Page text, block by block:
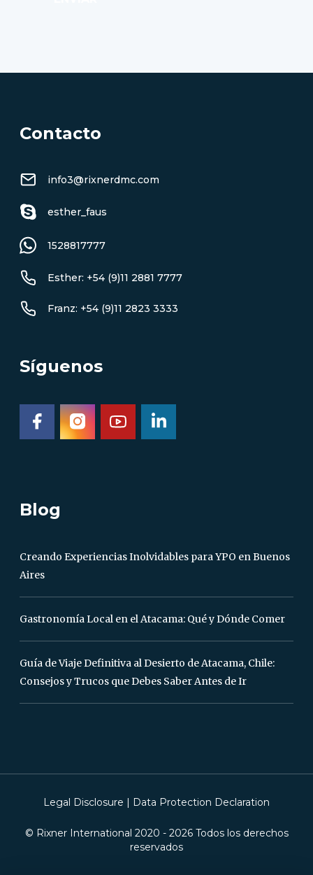
Contacto
info3@rixnerdmc.com
esther_faus
1528817777
Esther: +54 (9)11 2881 7777
Franz: +54 (9)11 2823 3333
Síguenos
Blog
Creando Experiencias Inolvidables para YPO en Buenos
Aires
Gastronomía Local en el Atacama: Qué y Dónde Comer
Guía de Viaje Definitiva al Desierto de Atacama, Chile:
Consejos y Trucos que Debes Saber Antes de Ir
© Rixner International 2020 - 2026Todos los derechos
reservados
Legal Disclosure | Data Protection Declaration